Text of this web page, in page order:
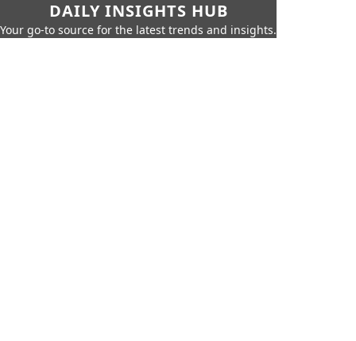
DAILY INSIGHTS HUB
Your go-to source for the latest trends and insights.